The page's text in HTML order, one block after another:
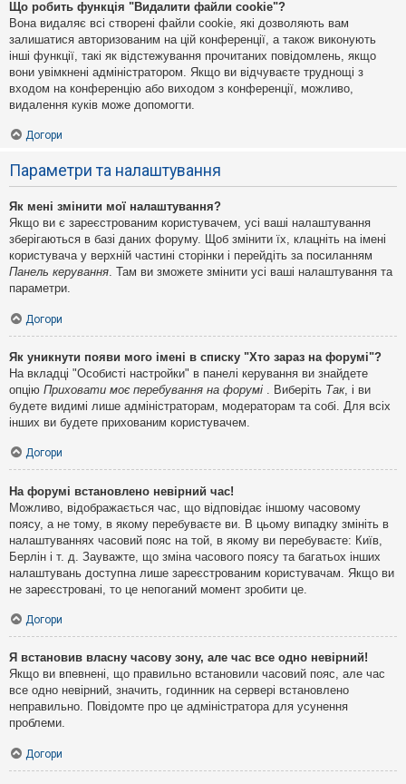
Що робить функція "Видалити файли cookie"?
Вона видаляє всі створені файли cookie, які дозволяють вам
залишатися авторизованим на цій конференції, а також виконують
інші функції, такі як відстежування прочитаних повідомлень, якщо
вони увімкнені адміністратором. Якщо ви відчуваєте труднощі з
входом на конференцію або виходом з конференції, можливо,
видалення куків може допомогти.
Догори
Параметри та налаштування
Як мені змінити мої налаштування?
Якщо ви є зареєстрованим користувачем, усі ваші налаштування
зберігаються в базі даних форуму. Щоб змінити їх, клацніть на імені
користувача у верхній частині сторінки і перейдіть за посиланням
Панель керування . Там ви зможете змінити усі ваші налаштування та
параметри.
Догори
Як уникнути появи мого імені в списку "Хто зараз на форумі"?
На вкладці "Особисті настройки" в панелі керування ви знайдете
опцію Приховати моє перебування на форумі . Виберіть Так, і ви
будете видимі лише адміністраторам, модераторам та собі. Для всіх
інших ви будете прихованим користувачем.
Догори
На форумі встановлено невірний час!
Можливо, відображається час, що відповідає іншому часовому
поясу, а не тому, в якому перебуваєте ви. В цьому випадку змініть в
налаштуваннях часовий пояс на той, в якому ви перебуваєте: Київ,
Берлін і т. д. Зауважте, що зміна часового поясу та багатьох інших
налаштувань доступна лише зареєстрованим користувачам. Якщо ви
не зареєстровані, то це непоганий момент зробити це.
Догори
Я встановив власну часову зону, але час все одно невірний!
Якщо ви впевнені, що правильно встановили часовий пояс, але час
все одно невірний, значить, годинник на сервері встановлено
неправильно. Повідомте про це адміністратора для усунення
проблеми.
Догори